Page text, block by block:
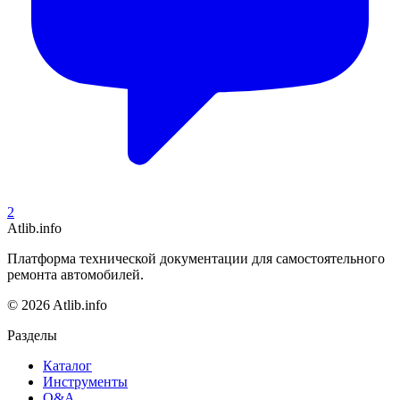
2
Atlib.info
Платформа технической документации для самостоятельного
ремонта автомобилей.
© 2026 Atlib.info
Разделы
Каталог
Инструменты